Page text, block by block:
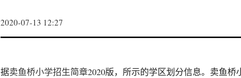
2020-07-13 12:27
据卖鱼桥小学招生简章2020版，所示的学区划分信息。卖鱼桥